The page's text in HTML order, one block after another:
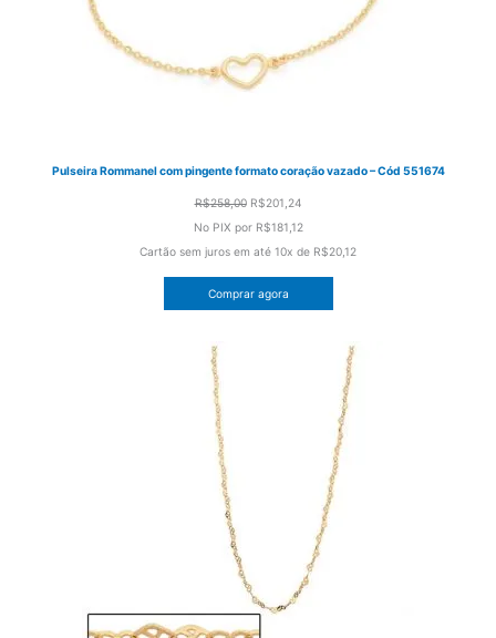
Pulseira Rommanel com pingente formato coração vazado – Cód 551674
R$258,00 O
preço
original
era:
R$258,00.
R$201,24O
preço
atual
é:
No PIX por R$181,12
Cartão sem juros em até 10x de R$20,12
Comprar agora